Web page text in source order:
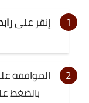
إنقر على
بالضغط